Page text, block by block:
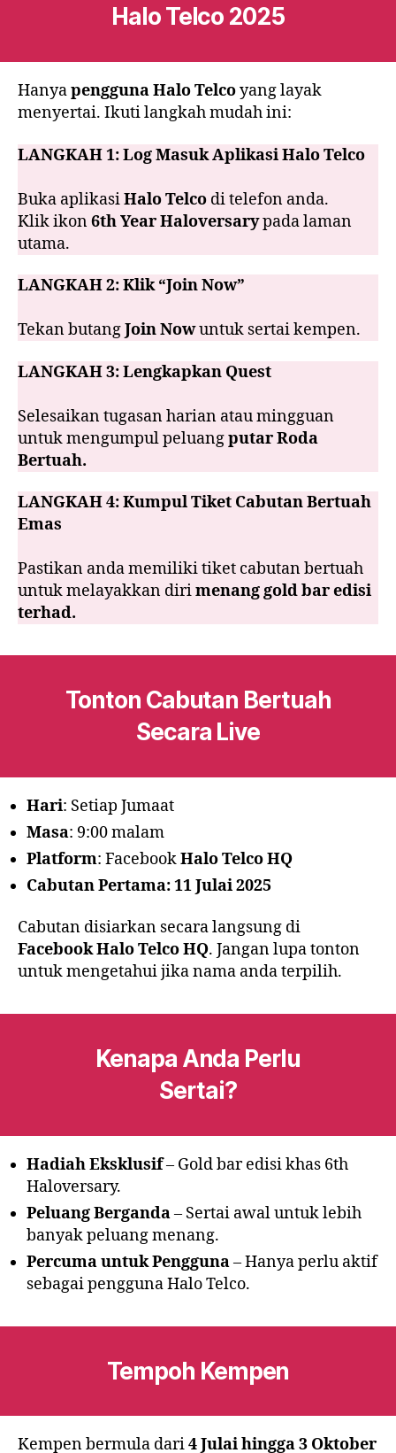
Halo Telco 2025
Hanyapengguna Halo Telcoyang layak
menyertai. Ikuti langkah mudah ini:
LANGKAH 1:Log Masuk Aplikasi Halo Telco
Buka aplikasiHalo Telco di telefon anda.
Klik ikon6th Year Haloversarypada laman
utama.
LANGKAH 2:Klik “Join Now”
Tekan butangJoin Nowuntuk sertai kempen.
LANGKAH 3:Lengkapkan Quest
Selesaikan tugasan harian atau mingguan
untuk mengumpul peluangputar Roda
Bertuah.
LANGKAH 4:Kumpul Tiket Cabutan Bertuah
Emas
Pastikan anda memiliki tiket cabutan bertuah
untuk melayakkan dirimenang gold bar edisi
terhad.
Tonton Cabutan Bertuah
Secara Live
Hari: Setiap Jumaat
Masa: 9:00 malam
Platform: FacebookHalo Telco HQ
Cabutan Pertama: 11 Julai 2025
Cabutan disiarkan secara langsung di
Facebook Halo Telco HQ. Jangan lupa tonton
untuk mengetahui jika nama anda terpilih.
Kenapa Anda Perlu
Sertai?
Hadiah Eksklusif– Gold bar edisi khas 6th
Haloversary.
Peluang Berganda– Sertai awal untuk lebih
banyak peluang menang.
Percuma untuk Pengguna– Hanya perlu aktif
sebagai pengguna Halo Telco.
Tempoh Kempen
Kempen bermula dari4 Julai hingga 3 Oktober